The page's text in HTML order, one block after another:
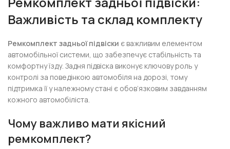
Важливість та склад комплекту
Ремкомплект задньої підвіски є важливим елементом
автомобільної системи, що забезпечує стабільність та
комфортну їзду. Задня підвіска виконує ключову роль у
контролі за поведінкою автомобіля на дорозі, тому
підтримка її у належному стані є обов’язковим завданням
кожного автомобіліста.
Чому важливо мати якісний
ремкомплект?